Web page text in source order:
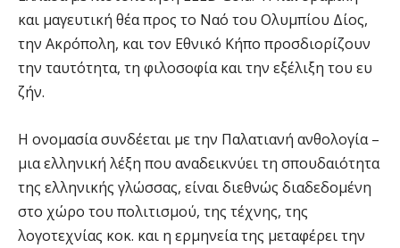
και μαγευτική θέα προς το Ναό του Ολυμπίου Δίος,
την Ακρόπολη, και τον Εθνικό Κήπο προσδιορίζουν
την ταυτότητα, τη φιλοσοφία και την εξέλιξη του ευ
ζήν.
Η ονομασία συνδέεται με την Παλατιανή ανθολογία –
μια ελληνική λέξη που αναδεικνύει τη σπουδαιότητα
της ελληνικής γλώσσας, είναι διεθνώς διαδεδομένη
στο χώρο του πολιτισμού, της τέχνης, της
λογοτεχνίας κοκ. και η ερμηνεία της μεταφέρει την